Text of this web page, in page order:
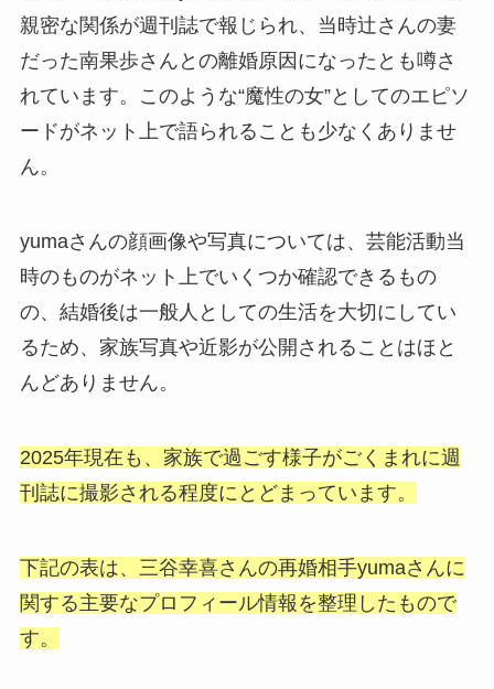
親密な関係が週刊誌で報じられ、当時辻さんの妻
だった南果歩さんとの離婚原因になったとも噂さ
れています。このような“魔性の女”としてのエピソ
ードがネット上で語られることも少なくありませ
ん。
yumaさんの顔画像や写真については、芸能活動当
時のものがネット上でいくつか確認できるもの
の、結婚後は一般人としての生活を大切にしてい
るため、家族写真や近影が公開されることはほと
んどありません。
2025年現在も、家族で過ごす様子がごくまれに週
刊誌に撮影される程度にとどまっています。
下記の表は、三谷幸喜さんの再婚相手yumaさんに
関する主要なプロフィール情報を整理したもので
す。